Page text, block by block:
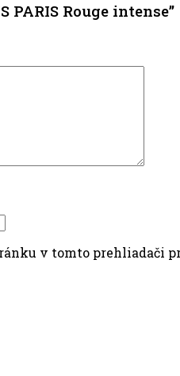
PARIS Rouge intense”
v tomto prehliadači